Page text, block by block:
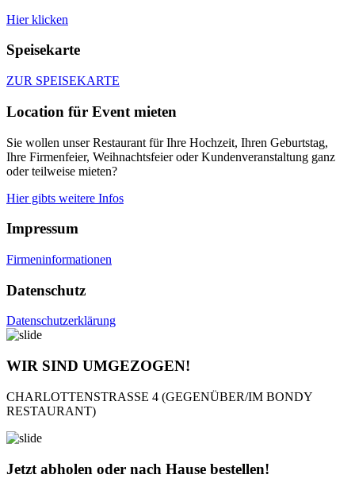
Hier klicken
Speisekarte
ZUR SPEISEKARTE
Location für Event mieten
Sie wollen unser Restaurant für Ihre Hochzeit, Ihren Geburtstag,
Ihre Firmenfeier, Weihnachtsfeier oder Kundenveranstaltung ganz
oder teilweise mieten?
Hier gibts weitere Infos
Impressum
Firmeninformationen
Datenschutz
Datenschutzerklärung
WIR SIND UMGEZOGEN!
CHARLOTTENSTRASSE 4 (GEGENÜBER/IM BONDY
RESTAURANT)
Jetzt abholen oder nach Hause bestellen!